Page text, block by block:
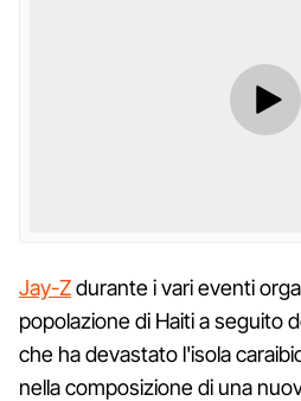
Jay-Zdurante i vari eventi
popolazione di Haiti a seguito
che ha devastato l'isola
nella composizione di una